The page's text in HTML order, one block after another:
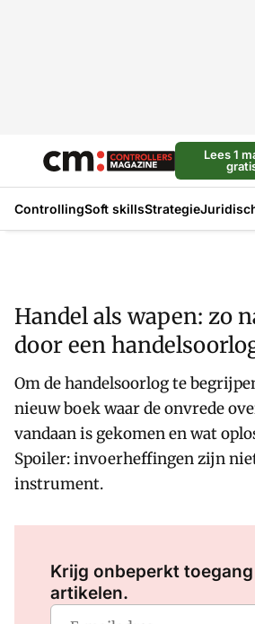
Lees 1
ControllingSoft skillsStrategie
Handel als wapen: zo
door een
Om de handelsoorlog te
nieuw boek waar de onvrede
vandaan is gekomen en wat
Spoiler: invoerheffingen zijn
instrument.
Krijg onbeperkt
artikelen.